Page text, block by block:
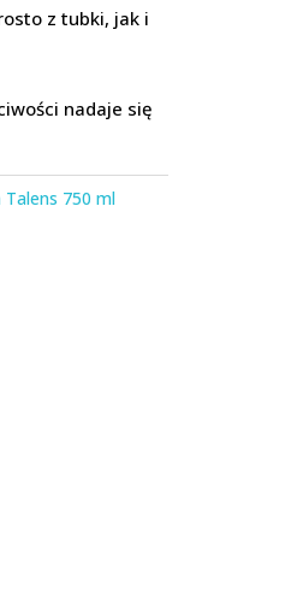
z tubki, jak i
nadaje się
Talens 750 ml